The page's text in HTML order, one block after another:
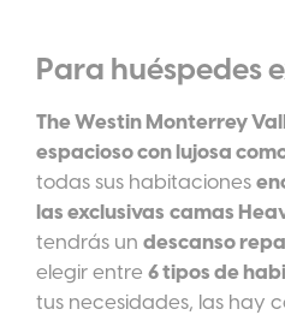
Para huéspedes
The Westin Monterrey
espacioso con lujosa
todas sus habitaciones
las exclusivas camas
tendrás un descanso
elegir entre 6 tipos de
tus necesidades, las hay